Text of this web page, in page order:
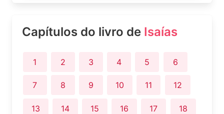
Capítulos do livro de Isaías
1 2 3 4 5 6
7 8 9 10 11 12
13 14 15 16 17 18